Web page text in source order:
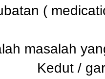
(
masalah
Kedut /